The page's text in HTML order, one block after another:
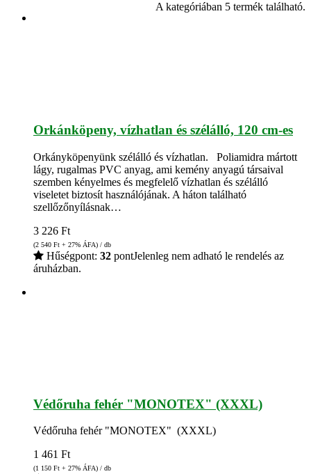
A kategóriában 5 termék található.
Orkánköpeny, vízhatlan és szélálló, 120 cm-es
Orkányköpenyünk szélálló és vízhatlan. Poliamidra mártott
lágy, rugalmas PVC anyag, ami kemény anyagú társaival
szemben kényelmes és megfelelő vízhatlan és szélálló
viseletet biztosít használójának. A háton található
szellőzőnyílásnak…
3 226 Ft
(2 540 Ft + 27% ÁFA) / db
Hűségpont: 32 pontJelenleg nem adható le rendelés az
áruházban.
Védőruha fehér "MONOTEX" (XXXL)
Védőruha fehér "MONOTEX" (XXXL)
1 461 Ft
(1 150 Ft + 27% ÁFA) / db